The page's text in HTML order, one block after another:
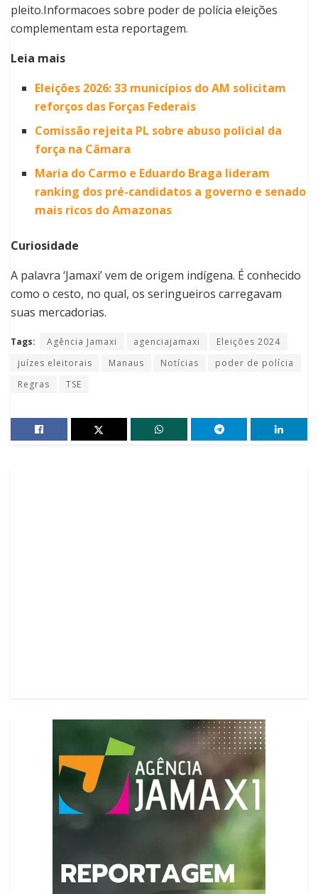
pleito.Informacoes sobre poder de polícia eleições
complementam esta reportagem.
Leia mais
Eleições 2026: 33 municípios do AM solicitam
reforços das Forças Federais
Comissão rejeita PL sobre abuso policial da
força na Câmara
Maria do Carmo e Eduardo Braga lideram
ranking dos pré-candidatos a governo e senado
mais ricos do Amazonas
Curiosidade
A palavra ‘Jamaxi’ vem de origem indígena. É conhecido
como o cesto, no qual, os seringueiros carregavam
suas mercadorias.
Tags: Agência Jamaxi agenciajamaxi
Eleições 2024
juízes eleitorais
Manaus Notícias
poder de polícia
Regras
TSE